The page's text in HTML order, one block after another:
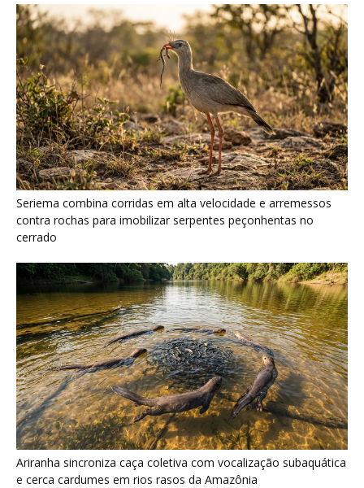
Seriema combina corridas em alta velocidade e arremessos
contra rochas para imobilizar serpentes peçonhentas no
cerrado
Ariranha sincroniza caça coletiva com vocalização subaquática
e cerca cardumes em rios rasos da Amazônia